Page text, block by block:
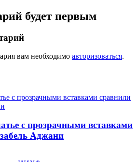
будет первым
вам необходимо авторизоваться.
с прозрачными вставками
Аджани